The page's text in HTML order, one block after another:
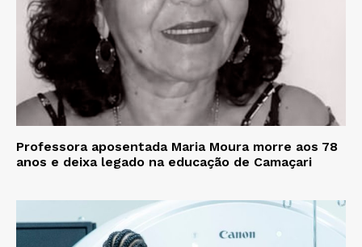
Professora aposentada Maria Moura morre aos 78
anos e deixa legado na educação de Camaçari